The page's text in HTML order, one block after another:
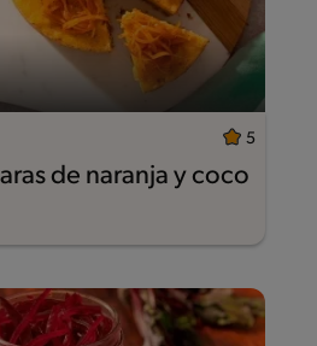
5
de naranja y coco